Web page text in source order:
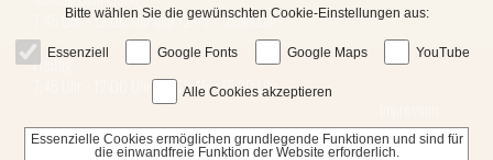
7:45 Uhr − 12:00 Uhr und 12:45 − 16:30 Uhr
Freitag
7:45 Uhr − 12:00 Uhr und 12:45 − 15:30 Uhr
Datenschutz
Bitte wählen Sie die gewünschten Cookie-Einstellungen aus:
Essenziell Google Fonts Google Maps YouTube
Alle Cookies akzeptieren
Essenzielle Cookies ermöglichen grundlegende Funktionen und sind für
die einwandfreie Funktion der Website erforderlich.